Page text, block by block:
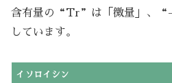
含有量の“Tr”は「微量」、“-
しています。
イソロイシン